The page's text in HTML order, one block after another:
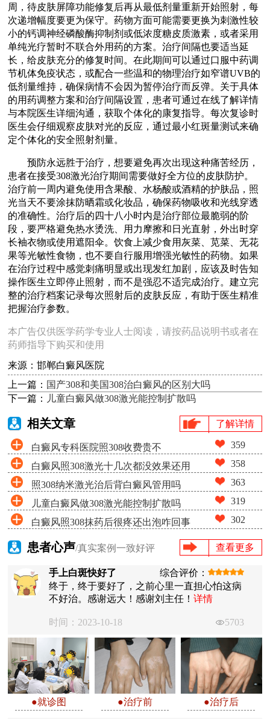
周，待皮肤屏障功能修复后再从最低剂量重新开始照射，每
次递增幅度要更为保守。药物方面可能需要更换为刺激性较
小的钙调神经磷酸酶抑制剂或低浓度糖皮质激素，或者采用
单纯光疗暂时不联合外用药的方案。治疗间隔也要适当延
长，给皮肤充分的修复时间。在此期间可以通过口服中药调
节机体免疫状态，或配合一些温和的物理治疗如窄谱UVB的
低剂量维持，确保病情不会因为暂停治疗而反弹。关于具体
的用药调整方案和治疗间隔设置，患者可通过在线了解详情
与本院医生详细沟通，获取个体化的康复指导。每次复诊时
医生会仔细观察皮肤对光的反应，通过最小红斑量测试来确
定个体化的安全照射剂量。
预防永远胜于治疗，想要避免再次出现这种痛苦经历，
患者在接受308激光治疗期间需要做好全方位的皮肤防护。
治疗前一周内避免使用含果酸、水杨酸或酒精的护肤品，照
光当天不要涂抹防晒霜或化妆品，确保药物吸收和光线穿透
的准确性。治疗后的四十八小时内是治疗部位最脆弱的阶
段，要严格避免热水烫洗、用力摩擦和日光直射，外出时穿
长袖衣物或使用遮阳伞。饮食上减少食用灰菜、苋菜、无花
果等光敏性食物，也不要自行服用增强光敏性的药物。如果
在治疗过程中感觉刺痛明显或出现发红加剧，应该及时告知
操作医生立即停止照射，而不是强忍不适完成治疗。建立完
整的治疗档案记录每次照射后的皮肤反应，有助于医生精准
把握治疗参数。
本广告仅供医学药学专业人士阅读，请按药品说明书或者在
药师指导下购买和使用
来源：邯郸白癜风医院
上一篇： 国产308和美国308治白癜风的区别大吗
下一篇：
儿童白癜风做308激光能控制扩散吗
相关文章 了解详情
白癜风专科医院照308收费贵不 359
白癜风照308激光十几次都没效果还用
照吗
358
照308纳米激光治后背白癜风管用吗 363
儿童白癜风做308激光能控制扩散吗 319
白癜风照308抹药后很疼还出泡咋回事 302
患者心声/真实案例一致好评 查看更多
手上白斑快好了
综合评价：
终于，终于要好了，之前心里一直担心怕这病
不好治。感谢远大！感谢刘主任！详情
时间：2023-10-18 5703
●就诊图 ●治疗前 ●治疗后